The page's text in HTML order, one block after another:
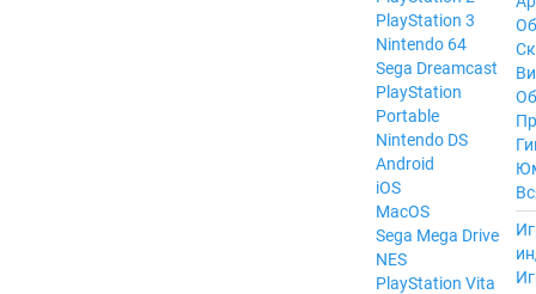
PlayStation 3
Nintendo 64
Sega Dreamcast
PlayStation
Portable
Nintendo DS
Android
iOS
MacOS
Sega Mega Drive
NES
PlayStation Vita